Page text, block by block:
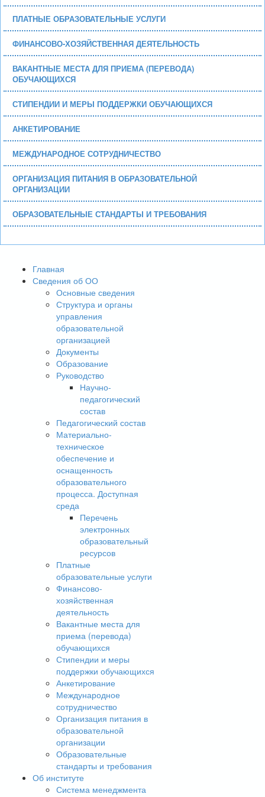
ПЛАТНЫЕ ОБРАЗОВАТЕЛЬНЫЕ УСЛУГИ
ФИНАНСОВО-ХОЗЯЙСТВЕННАЯ ДЕЯТЕЛЬНОСТЬ
ВАКАНТНЫЕ МЕСТА ДЛЯ ПРИЕМА (ПЕРЕВОДА)
ОБУЧАЮЩИХСЯ
СТИПЕНДИИ И МЕРЫ ПОДДЕРЖКИ ОБУЧАЮЩИХСЯ
АНКЕТИРОВАНИЕ
МЕЖДУНАРОДНОЕ СОТРУДНИЧЕСТВО
ОРГАНИЗАЦИЯ ПИТАНИЯ В ОБРАЗОВАТЕЛЬНОЙ
ОРГАНИЗАЦИИ
ОБРАЗОВАТЕЛЬНЫЕ СТАНДАРТЫ И ТРЕБОВАНИЯ
Главная
Сведения об ОО
Основные сведения
Структура и органы
управления
образовательной
организацией
Документы
Образование
Руководство
Научно-
педагогический
состав
Педагогический состав
Материально-
техническое
обеспечение и
оснащенность
образовательного
процесса. Доступная
среда
Перечень
электронных
образовательный
ресурсов
Платные
образовательные услуги
Финансово-
хозяйственная
деятельность
Вакантные места для
приема (перевода)
обучающихся
Стипендии и меры
поддержки обучающихся
Анкетирование
Международное
сотрудничество
Организация питания в
образовательной
организации
Образовательные
стандарты и требования
Об институте
Система менеджмента